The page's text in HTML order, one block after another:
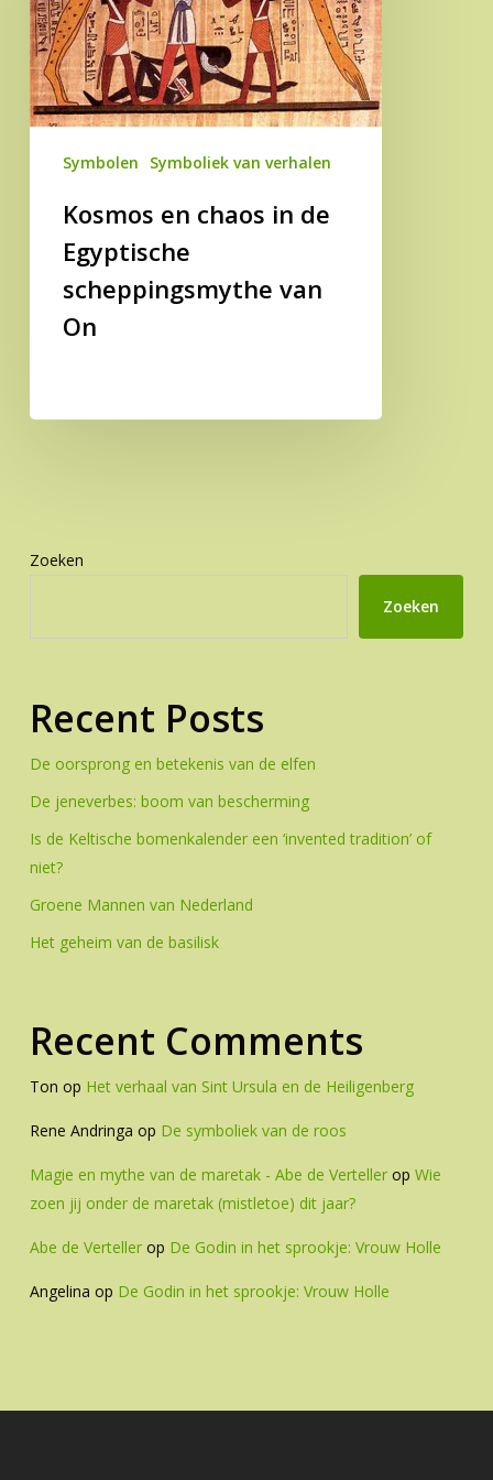
Egyptische
scheppingsmythe
van
On
Symbolen Symboliek van verhalen
Kosmos en chaos in de
Egyptische
scheppingsmythe van
On
Zoeken
Zoeken
Recent Posts
De oorsprong en betekenis van de elfen
De jeneverbes: boom van bescherming
Is de Keltische bomenkalender een ‘invented tradition’ of
niet?
Groene Mannen van Nederland
Het geheim van de basilisk
Recent Comments
Ton op Het verhaal van Sint Ursula en de Heiligenberg
Rene Andringa op De symboliek van de roos
Magie en mythe van de maretak - Abe de Vertellerop Wie
zoen jij onder de maretak (mistletoe) dit jaar?
Abe de Vertellerop De Godin in het sprookje: Vrouw Holle
Angelina op De Godin in het sprookje: Vrouw Holle